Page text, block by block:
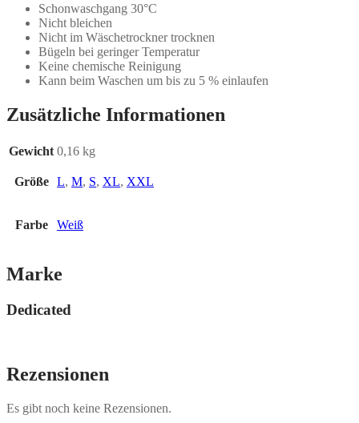
Schonwaschgang 30°C
Nicht bleichen
Nicht im Wäschetrockner trocknen
Bügeln bei geringer Temperatur
Keine chemische Reinigung
Kann beim Waschen um bis zu 5 % einlaufen
Zusätzliche Informationen
Gewicht 0,16 kg
Größe L, M, S, XL, XXL
Farbe Weiß
Marke
Dedicated
Rezensionen
Es gibt noch keine Rezensionen.